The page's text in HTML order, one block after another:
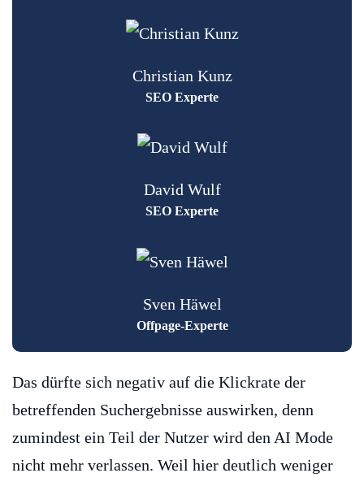
Christian Kunz
SEO Experte
David Wulf
SEO Experte
Sven Häwel
Offpage-Experte
Das dürfte sich negativ auf die Klickrate der
betreffenden Suchergebnisse auswirken, denn
zumindest ein Teil der Nutzer wird den AI Mode
nicht mehr verlassen. Weil hier deutlich weniger